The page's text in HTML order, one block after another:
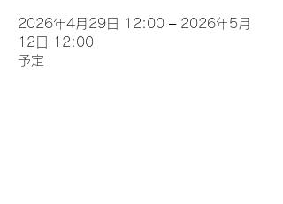
2026年4月29日 12:00 – 2026年5月
12日 12:00
予定